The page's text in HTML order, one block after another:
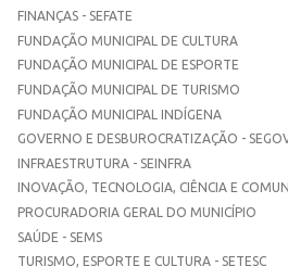
FINANÇAS - SEFATE
FUNDAÇÃO MUNICIPAL DE CULTURA
FUNDAÇÃO MUNICIPAL DE ESPORTE
FUNDAÇÃO MUNICIPAL DE TURISMO
FUNDAÇÃO MUNICIPAL INDÍGENA
GOVERNO E DESBUROCRATIZAÇÃO -
INFRAESTRUTURA - SEINFRA
INOVAÇÃO, TECNOLOGIA, CIÊNCIA E
PROCURADORIA GERAL DO MUNICÍPIO
SAÚDE - SEMS
TURISMO, ESPORTE E CULTURA - SETESC